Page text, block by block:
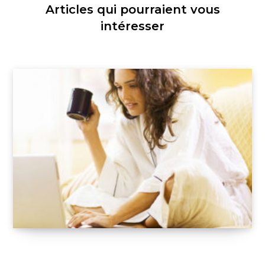
Articles qui pourraient vous
intéresser